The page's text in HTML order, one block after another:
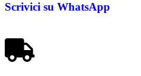
Scrivici su WhatsApp